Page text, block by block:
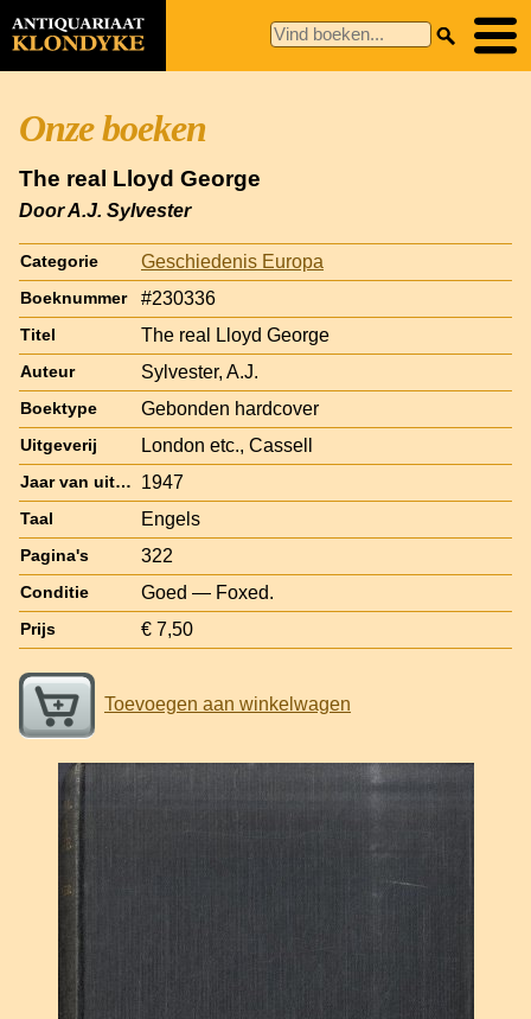
Onze boeken
The real Lloyd George
Door A.J. Sylvester
Categorie Geschiedenis Europa
Boeknummer #230336
Titel The real Lloyd George
Auteur Sylvester, A.J.
Boektype Gebonden hardcover
Uitgeverij London etc., Cassell
Jaar van uitgave 1947
Taal Engels
Pagina's 322
Conditie Goed — Foxed.
Prijs € 7,50
Toevoegen aan winkelwagen